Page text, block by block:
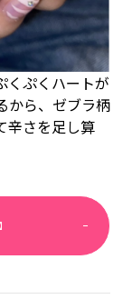
くぷくハートが
から、ゼブラ柄
辛さを足し算